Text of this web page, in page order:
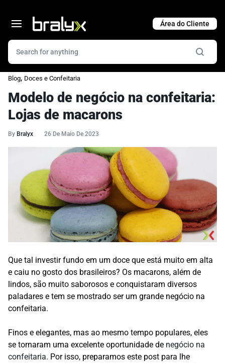
Blog, Doces e Confeitaria
Modelo de negócio na confeitaria:
Lojas de macarons
By Bralyx 26 De Maio De 2023
Que tal investir fundo em um doce que está muito em alta
e caiu no gosto dos brasileiros? Os macarons, além de
lindos, são muito saborosos e conquistaram diversos
paladares e tem se mostrado ser um grande negócio na
confeitaria.
Finos e elegantes, mas ao mesmo tempo populares, eles
se tornaram uma excelente oportunidade de negócio na
confeitaria. Por isso, preparamos este post para lhe